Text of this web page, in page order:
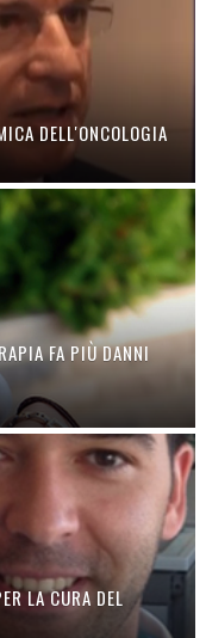
DELL'ONCOLOGIA
FA PIÙ DANNI
LA CURA DEL